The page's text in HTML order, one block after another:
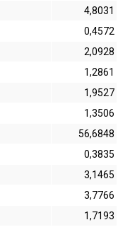
4,8031
0,4572
2,0928
1,2861
1,9527
1,3506
56,6848
0,3835
3,1465
3,7766
1,7193